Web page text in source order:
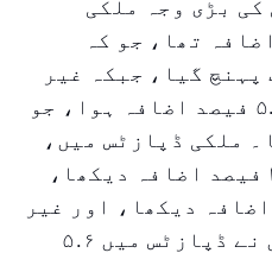
کی بڑی وجہ ملکی
۰.۸ فیصد اضافہ تھا، جو کہ
تک پہنچ گیا، جبکہ غیر
رہائشی ڈپازٹس میں ۵.۱ فیصد اضافہ ہوا، جو
تھا۔ ملکی ڈپازٹس میں،
حکومتی اداروں نے ۳.۸ فیصد اضافہ دیکھا،
نے ۱.۴ فیصد اضافہ دیکھا، اور غیر
بینک مالیاتی اداروں نے ڈپازٹس میں ۵.۶